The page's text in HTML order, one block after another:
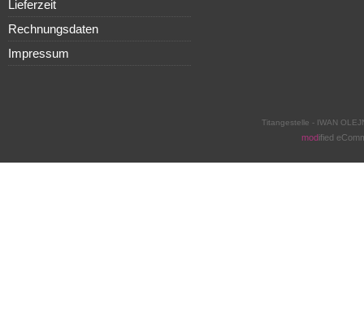
Lieferzeit
Rechnungsdaten
Impressum
Titangestelle - IWAN
modified